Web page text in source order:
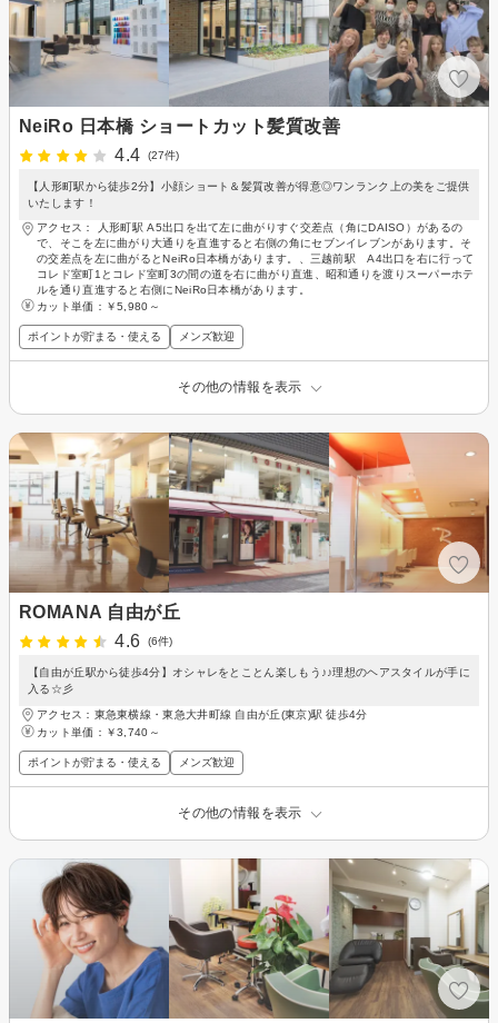
NeiRo 日本橋 ショートカット髪質改善
4.4
(27件)
【人形町駅から徒歩2分】小顔ショート＆髪質改善が得意◎ワンランク上の美をご提供
いたします！
アクセス： 人形町駅 A5出口を出て左に曲がりすぐ交差点（角にDAISO）があるの
で、そこを左に曲がり大通りを直進すると右側の角にセブンイレブンがあります。そ
の交差点を左に曲がるとNeiRo日本橋があります。、三越前駅 A4出口を右に行って
コレド室町1とコレド室町3の間の道を右に曲がり直進、昭和通りを渡りスーパーホテ
ルを通り直進すると右側にNeiRo日本橋があります。
カット単価： ￥5,980～
ポイントが貯まる・使える メンズ歓迎
その他の情報を表示
ROMANA 自由が丘
4.6
(6件)
【自由が丘駅から徒歩4分】オシャレをとことん楽しもう♪♪理想のヘアスタイルが手に
入る☆彡
アクセス：東急東横線・東急大井町線 自由が丘(東京)駅 徒歩4分
カット単価： ￥3,740～
ポイントが貯まる・使える メンズ歓迎
その他の情報を表示